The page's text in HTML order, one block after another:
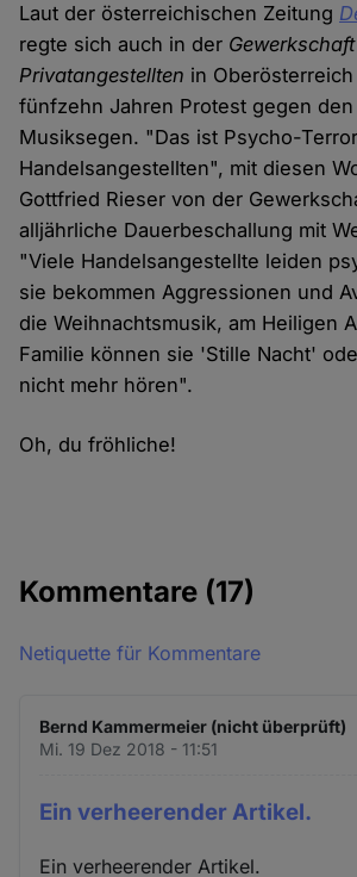
Laut der österreichischen Zeitung
regte sich auch in der
Privatangestellten in
fünfzehn Jahren Protest gegen
Musiksegen. "Das ist Psycho-
Handelsangestellten", mit diesen
Gottfried Rieser von der
alljährliche Dauerbeschallung mit
"Viele Handelsangestellte leiden
sie bekommen Aggressionen und
die Weihnachtsmusik, am Heiligen
Familie können sie 'Stille Nacht'
nicht mehr hören".
Oh, du fröhliche!
Kommentare (17)
Netiquette für Kommentare
Bernd Kammermeier (nicht überprüft)
Mi. 19 Dez 2018 - 11:51
Ein verheerender Artikel.
Ein verheerender Artikel.